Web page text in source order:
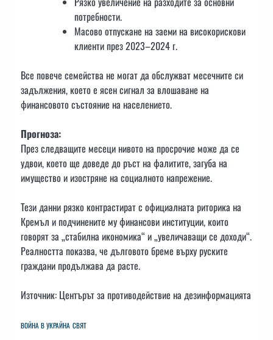
потребности.
Масово отпускане на заеми на високорискови
клиенти през 2023–2024 г.
Все повече семейства не могат да обслужват месечните си
задължения, което е ясен сигнал за влошаване на
финансовото състояние на населението.
Прогноза:
През следващите месеци нивото на просрочие може да се
удвои, което ще доведе до ръст на фалитите, загуба на
имущество и изостряне на социалното напрежение.
Тези данни рязко контрастират с официалната риторика на
Кремъл и подчинените му финансови институции, които
говорят за „стабилна икономика“ и „увеличаващи се доходи“.
Реалността показва, че дълговото бреме върху руските
граждани продължава да расте.
Източник: Центърът за противодействие на дезинформацията
ВОЙНА В УКРАЙНА СВЯТ